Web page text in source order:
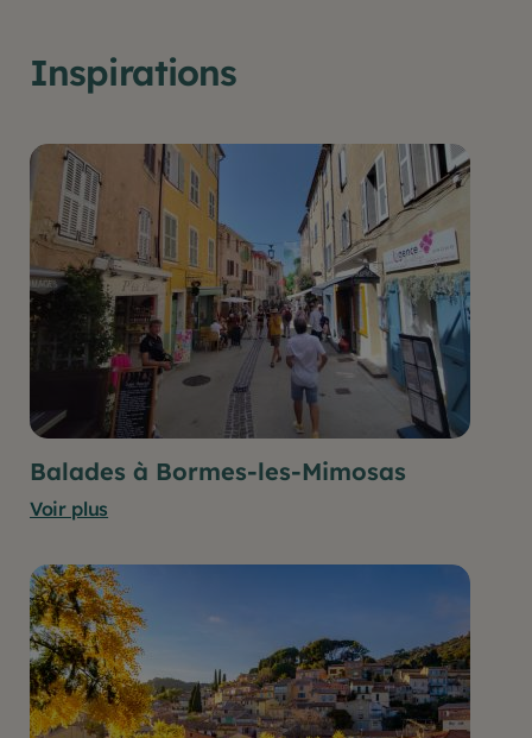
Inspirations
Balades à Bormes-les-Mimosas
Voir plus